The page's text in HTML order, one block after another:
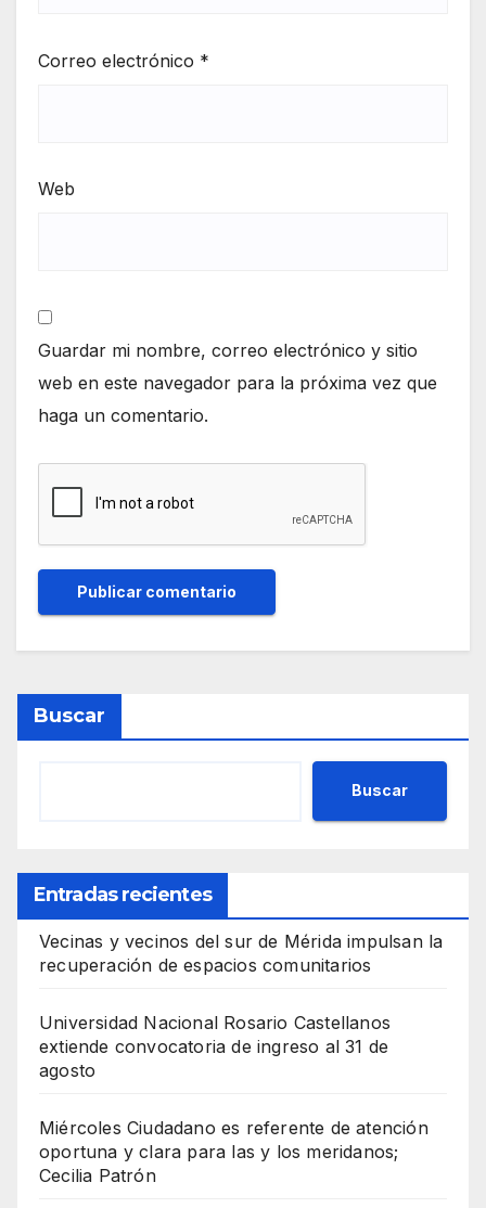
Correo electrónico *
Web
Guardar mi nombre, correo electrónico y sitio
web en este navegador para la próxima vez que
haga un comentario.
Buscar
Buscar
Entradas recientes
Vecinas y vecinos del sur de Mérida impulsan la
recuperación de espacios comunitarios
Universidad Nacional Rosario Castellanos
extiende convocatoria de ingreso al 31 de
agosto
Miércoles Ciudadano es referente de atención
oportuna y clara para las y los meridanos;
Cecilia Patrón